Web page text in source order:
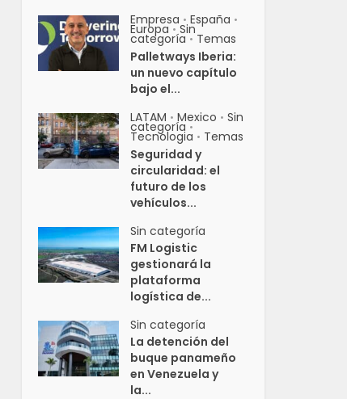
Empresa • España •
Europa • Sin
categoría • Temas
Palletways Iberia:
un nuevo capítulo
bajo el...
LATAM • Mexico • Sin
categoría •
Tecnologia • Temas
Seguridad y
circularidad: el
futuro de los
vehículos...
Sin categoría
FM Logistic
gestionará la
plataforma
logística de...
Sin categoría
La detención del
buque panameño
en Venezuela y
la...